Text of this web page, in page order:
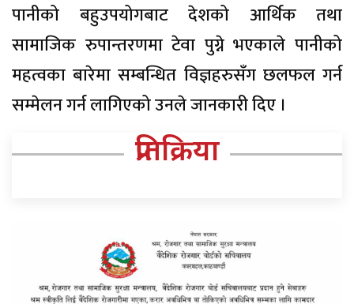
पानीको बहुउपयोगबाट देशको आर्थिक तथा
सामाजिक रुपान्तरणमा टेवा पुग्ने भएकाले पानीको
महत्वका बारेमा सम्बन्धित विज्ञहरुसँग छलफल गर्न
सम्मेलन गर्न लागिएको उनले जानकारी दिए ।
प्रतिक्रिया